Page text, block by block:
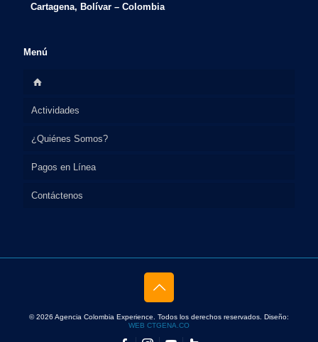
Cartagena, Bolívar – Colombia
Menú
Actividades
Destacadas
Excursiones a Islas
Qué hacer en Cartagena?
¿Quiénes Somos?
Pagos en Línea
Pagos con ePayco
Contáctenos
© 2026 Agencia Colombia Experience. Todos los derechos reservados. Diseño:
WEB CTGENA.CO